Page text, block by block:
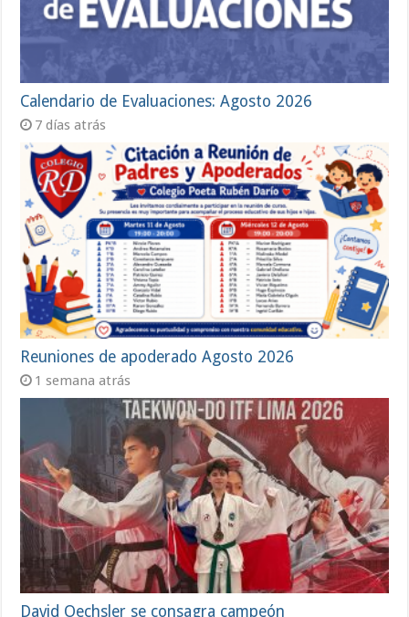
Calendario de Evaluaciones: Agosto 2026
7 días atrás
Reuniones de apoderado Agosto 2026
1 semana atrás
David Oechsler se consagra campeón